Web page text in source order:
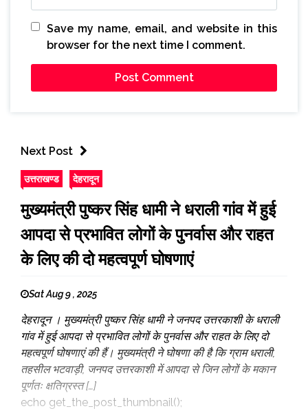
Save my name, email, and website in this
browser for the next time I comment.
Next Post
उत्तराखण्ड देहरादून
मुख्यमंत्री पुष्कर सिंह धामी ने धराली गांव में हुई
आपदा से प्रभावित लोगों के पुनर्वास और राहत
के लिए की दो महत्वपूर्ण घोषणाएं
Sat Aug 9 , 2025
देहरादून । मुख्यमंत्री पुष्कर सिंह धामी ने जनपद उत्तरकाशी के धराली
गांव में हुई आपदा से प्रभावित लोगों के पुनर्वास और राहत के लिए दो
महत्वपूर्ण घोषणाएं की हैं। मुख्यमंत्री ने घोषणा की है कि ग्राम धराली,
तहसील भटवाड़ी, जनपद उत्तरकाशी में आपदा से जिन लोगों के मकान
पूर्णतः क्षतिग्रस्त […]
echo get_the_post_thumbnail();